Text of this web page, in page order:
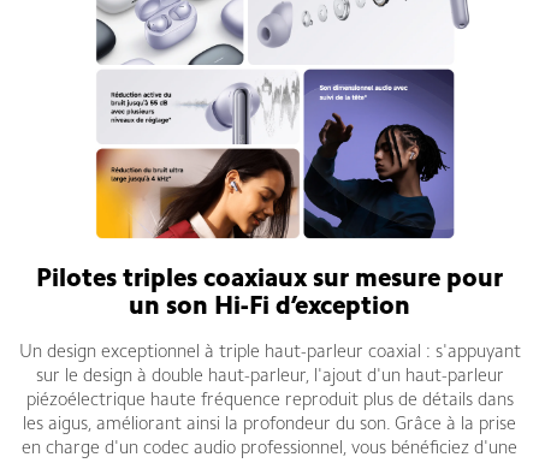
Pilotes triples coaxiaux sur mesure pour
un son Hi-Fi d’exception
Un design exceptionnel à triple haut-parleur coaxial : s'appuyant
sur le design à double haut-parleur, l'ajout d'un haut-parleur
piézoélectrique haute fréquence reproduit plus de détails dans
les aigus, améliorant ainsi la profondeur du son. Grâce à la prise
en charge d'un codec audio professionnel, vous bénéficiez d'une